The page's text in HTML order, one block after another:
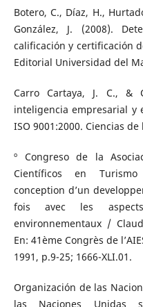
Botero, C., Díaz, H.,
González, J. (2008).
calificación y certificación
Editorial Universidad del
Carro Cartaya, J. C., &
inteligencia empresarial y
ISO 9001:2000. Ciencias
º Congreso de la
Científicos en
conception d’un
fois avec les
environnementaux /
En: 41ème Congrès de
1991, p.9-25; 1666-XLI.01.
Organización de las
las Naciones Unidas